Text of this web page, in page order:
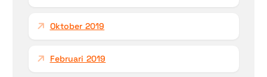
Oktober 2019
Februari 2019